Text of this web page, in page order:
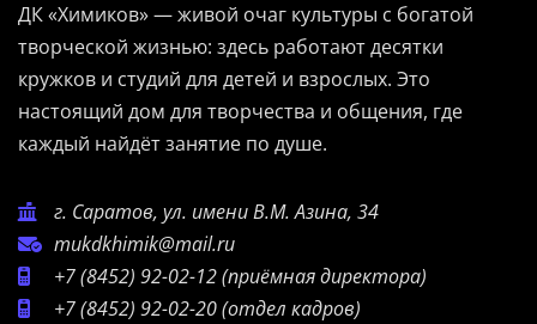
ДК «Химиков» — живой очаг культуры с богатой
творческой жизнью: здесь работают десятки
кружков и студий для детей и взрослых. Это
настоящий дом для творчества и общения, где
каждый найдёт занятие по душе.
г. Саратов, ул. имени В.М. Азина, 34
mukdkhimik@mail.ru
+7 (8452) 92-02-12(приёмная директора)
+7 (8452) 92-02-20(отдел кадров)